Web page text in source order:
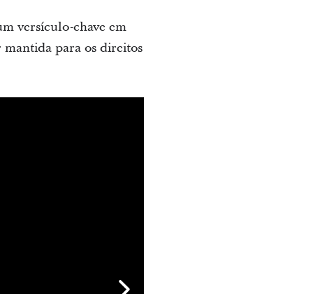
versículo-chave em
mantida para os direitos